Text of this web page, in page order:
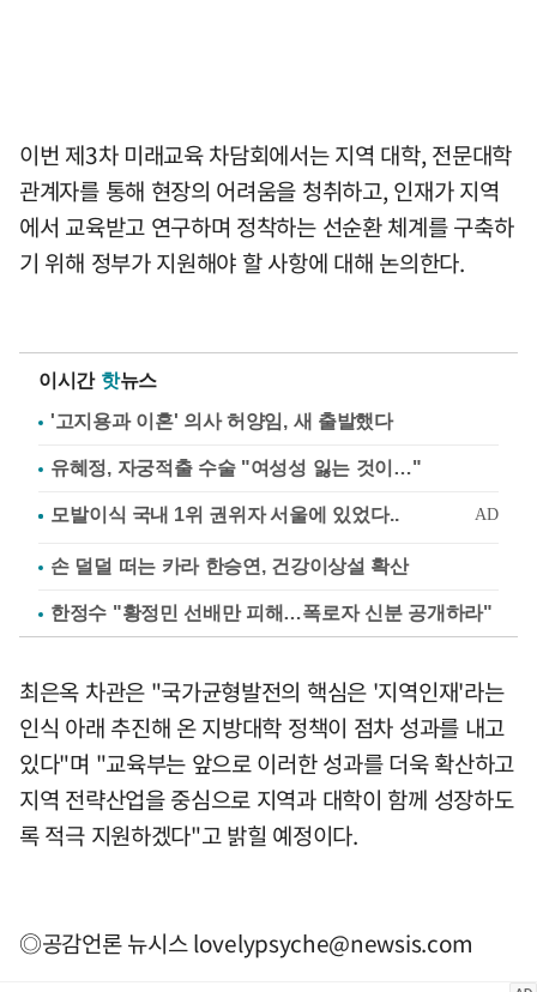
이번 제3차 미래교육 차담회에서는 지역 대학, 전문대학
관계자를 통해 현장의 어려움을 청취하고, 인재가 지역
에서 교육받고 연구하며 정착하는 선순환 체계를 구축하
기 위해 정부가 지원해야 할 사항에 대해 논의한다.
이시간 핫뉴스
'고지용과 이혼' 의사 허양임, 새 출발했다
유혜정, 자궁적출 수술 "여성성 잃는 것이…"
손 덜덜 떠는 카라 한승연, 건강이상설 확산
한정수 "황정민 선배만 피해…폭로자 신분 공개하라"
최은옥 차관은 "국가균형발전의 핵심은 '지역인재'라는
인식 아래 추진해 온 지방대학 정책이 점차 성과를 내고
있다"며 "교육부는 앞으로 이러한 성과를 더욱 확산하고
지역 전략산업을 중심으로 지역과 대학이 함께 성장하도
록 적극 지원하겠다"고 밝힐 예정이다.
◎공감언론 뉴시스lovelypsyche@newsis.com